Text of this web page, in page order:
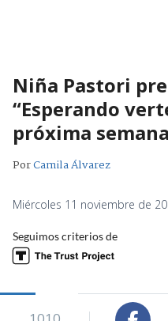
Niña Pastori
“Esperando
próxima semana
PorCamila Álvarez
Miércoles 11 noviembre de
Seguimos criterios de